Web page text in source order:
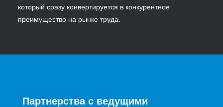
который сразу конвертируется в конкурентное
преимущество на рынке труда.
Партнерства с ведущими